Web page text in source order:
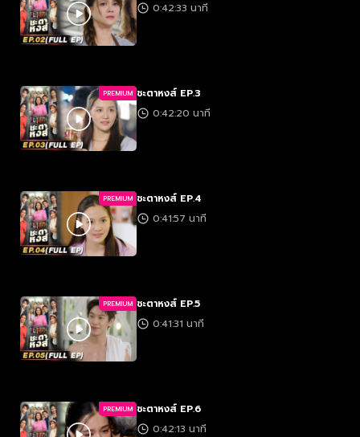
0:42:33 นาที
PREMIUM ชะตาหงส์ EP.3
0:42:20 นาที
PREMIUM ชะตาหงส์ EP.4
0:41:57 นาที
PREMIUM ชะตาหงส์ EP.5
0:41:31 นาที
PREMIUM ชะตาหงส์ EP.6
0:42:13 นาที